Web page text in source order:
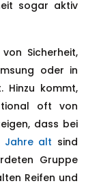
sogar aktiv
Sicherheit,
oder in
Hinzu kommt,
oft von
dass bei
Jahre alt sind
Gruppe
Reifen und